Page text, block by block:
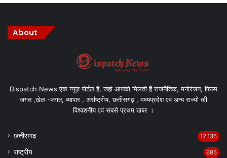
About
Dispatch News एक न्यूज़ पोर्टल हैं, जहां आपको मिलती हैं राजनैतिक, मनोरंजन, फिल्म
जगत ,खेल -जगत, व्यापार , अंर्राष्ट्रीय, छत्तीसगढ़ , मध्यप्रदेश एवं अन्य राज्यो की
विश्वशनीय एवं सबसे प्रथम खबर ।
छत्तीसगढ़ 12,135
राष्ट्रीय 685